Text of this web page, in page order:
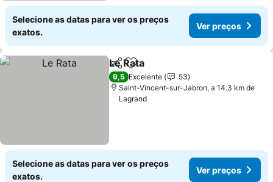
Selecione as datas para ver os preços
exatos.
Ver preços
PartilharAdicionar aos favoritos
Le Rata
9,5 Excelente
53
Saint-Vincent-sur-Jabron, a 14.3 km de
Lagrand
Selecione as datas para ver os preços
exatos.
Ver preços